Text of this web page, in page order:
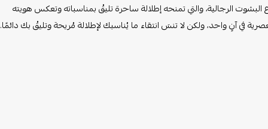
البشوت الرجالية، والتي تمنحه إطلالة ساحرة تليقُ بمناسباته وتعكس هويته
في آنٍ واحد، ولكن لا تنسَ انتقاء ما يُناسبك لإطلالة مُريحة وتليقُ بك دائمًا.